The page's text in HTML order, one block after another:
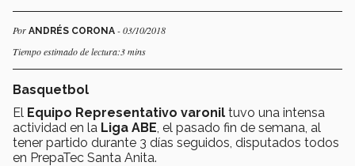
Por ANDRÉS CORONA - 03/10/2018
Tiempo estimado de lectura:3 mins
Basquetbol
El Equipo Representativo varonil tuvo una intensa
actividad en la Liga ABE , el pasado fin de semana, al
tener partido durante 3 días seguidos, disputados todos
en PrepaTec Santa Anita.